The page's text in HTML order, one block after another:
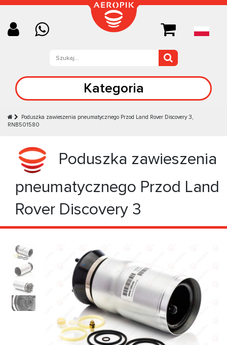
Kategoria
Poduszka zawieszenia pneumatycznego Przod Land Rover Discovery 3,
RNB501580
Poduszka zawieszenia
pneumatycznego Przod Land
Rover Discovery 3